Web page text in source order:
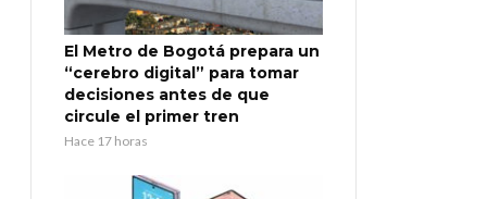
El Metro de Bogotá prepara un
“cerebro digital” para tomar
decisiones antes de que
circule el primer tren
Hace 17 horas